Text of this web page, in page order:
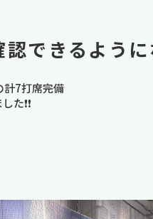
できるように
計7打席完備
❗❗